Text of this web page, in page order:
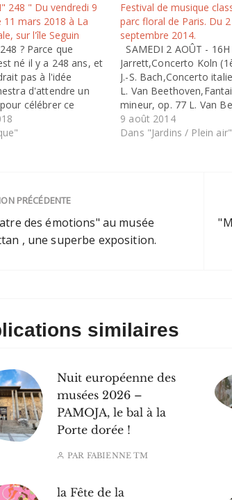
248 " Du vendredi 9
11 mars 2018 à La
sur l'île Seguin
? Parce que
né il y a 248 ans, et
pas à l'idée
d'attendre un
célébrer ce
! Deux ans
officielles,
Festival de musique
parc floral de Paris. Du
septembre 2014.
SAMEDI 2 AOÛT - 16H
Jarrett,Concerto Koln
J.-S. Bach,Concerto
L. Van
mineur, op. 77 L. Van
Ecossaises, Wo0 83 S.
Ragtime Andrei
9 août 2014
Dans "Jardins / Plein air"
PRÉCÉDENTE
des émotions" au musée
, une superbe exposition.
similaires
Nuit européenne des
musées 2026 –
PAMOJA, le bal à la
Porte dorée !
PAR FABIENNE TM
la Fête de la